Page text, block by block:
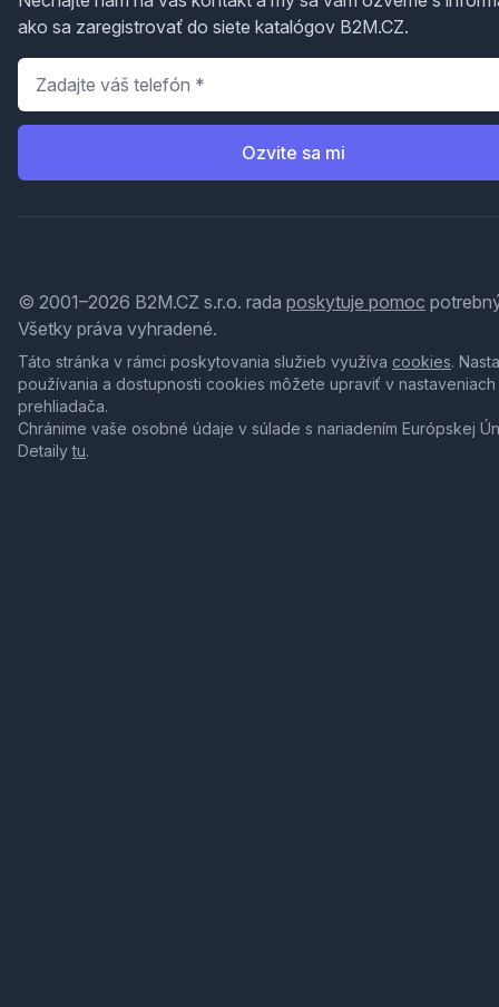
ako sa zaregistrovať do siete katalógov B2M.CZ.
Telefón
Ozvite sa mi
© 2001–2026 B2M.CZ s.r.o. rada poskytuje pomoc
Všetky práva vyhradené.
Táto stránka v rámci poskytovania služieb využíva cookies.
používania a dostupnosti cookies môžete upraviť v nastaveniach
prehliadača.
Chránime vaše osobné údaje v súlade s nariadením Európskej
Detailytu.